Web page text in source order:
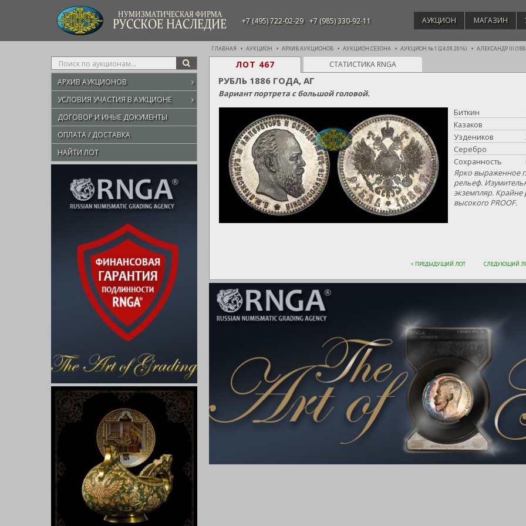
НУМИЗМАТИЧЕСКАЯ ФИРМА
РУССКОЕ НАСЛЕДИЕ +7 (495) 722-02-29 +7 (985) 330-92-11 АУКЦИОН МАГАЗИН
ГЛАВНАЯ АУКЦИОН АРХИВ АУКЦИОНОВ АУКЦИОН СЕЗОНА АУКЦИОН № 1 (24.09.2016) АЛЕКСАНДР III
Type
your
search
here
SEARCH
АРХИВ АУКЦИОНОВ
УСЛОВИЯ УЧАСТИЯ В АУКЦИОНЕ
ДОГОВОР И ИНЫЕ ДОКУМЕНТЫ
ОПЛАТА / ДОСТАВКА
НАЙТИ ЛОТ
ЛОТ 467 СТАТИСТИКА RNGA
РУБЛЬ 1886 ГОДА, АГ
Вариант портрета с большой головой.
Биткин
Казаков
Уздеников
Серебро
Сохранность
Ярко выраженное
рельеф.
экземпляр. Крайне
высокого PROOF.
< ПРЕДЫДУЩИЙ ЛОТ СЛЕДУЮЩИЙ